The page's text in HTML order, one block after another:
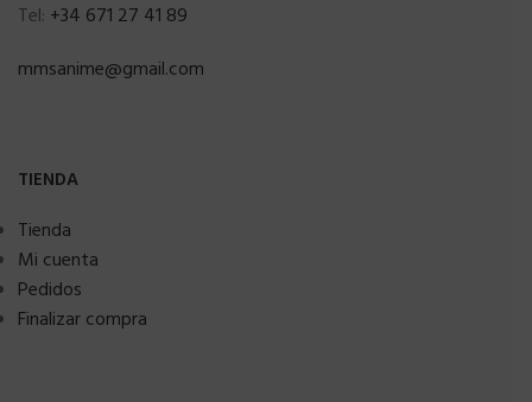
Tel: +34 671 27 41 89
mmsanime@gmail.com
TIENDA
Tienda
Mi cuenta
Pedidos
Finalizar compra